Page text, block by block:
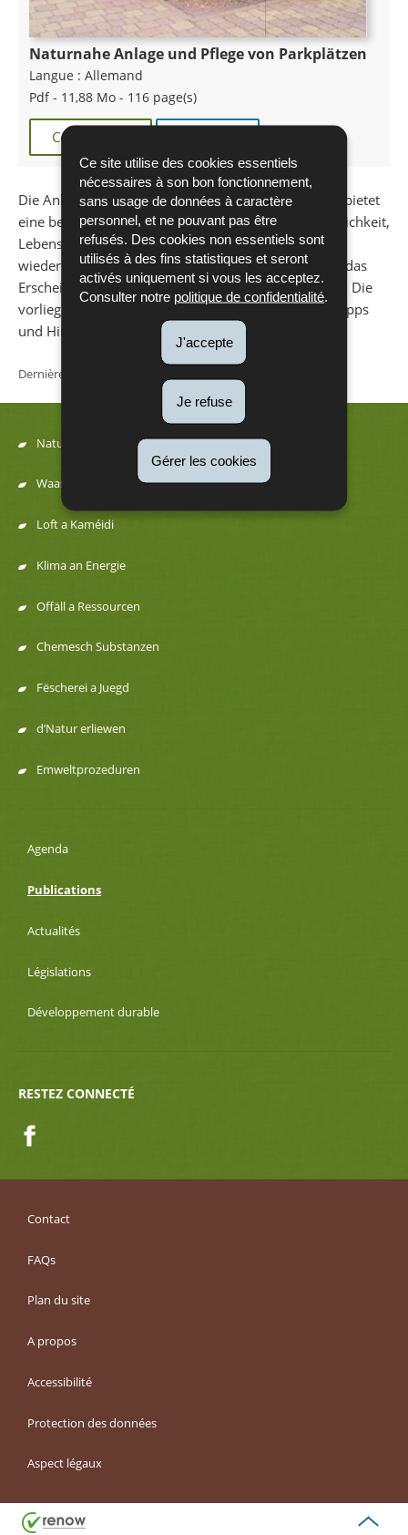
Ce site utilise des cookies essentiels
nécessaires à son bon fonctionnement,
sans usage de données à caractère
personnel, et ne pouvant pas être
refusés. Des cookies non essentiels sont
utilisés à des fins statistiques et seront
activés uniquement si vous les acceptez.
Consulter notre politique de confidentialité
J'accepte
Je refuse
Gérer les cookies
Naturnahe Anlage und Pflege von Parkplätzen
Langue : Allemand
Pdf - 11,88 Mo - 116 page(s)
Commander
Die Anlage und Pflege einer naturnahen Parkanlage bietet
eine besonders einfache und vielfach nutzbare Möglichkeit,
Lebensräume („Biotope“) im bebauten Raum
wiederherzustellen, welche während Jahrhunderten das
Erscheinungsbild unserer Städte und Dörfer prägten. Die
vorliegende Brochüre gibt diesbezüglich wertvolle Tipps
und Hinweise.
Dernière mise à jour
Menu
de
navigation
Natur
Waasser
Loft a Kaméidi
Klima an Energie
Offäll a Ressourcen
Chemesch Substanzen
Fëscherei a Juegd
d’Natur erliewen
Emweltprozeduren
Agenda
Publications
Actualités
Législations
Développement durable
RESTEZ CONNECTÉ
Contact
FAQs
Plan du site
A propos
Accessibilité
Protection des données
Aspect légaux